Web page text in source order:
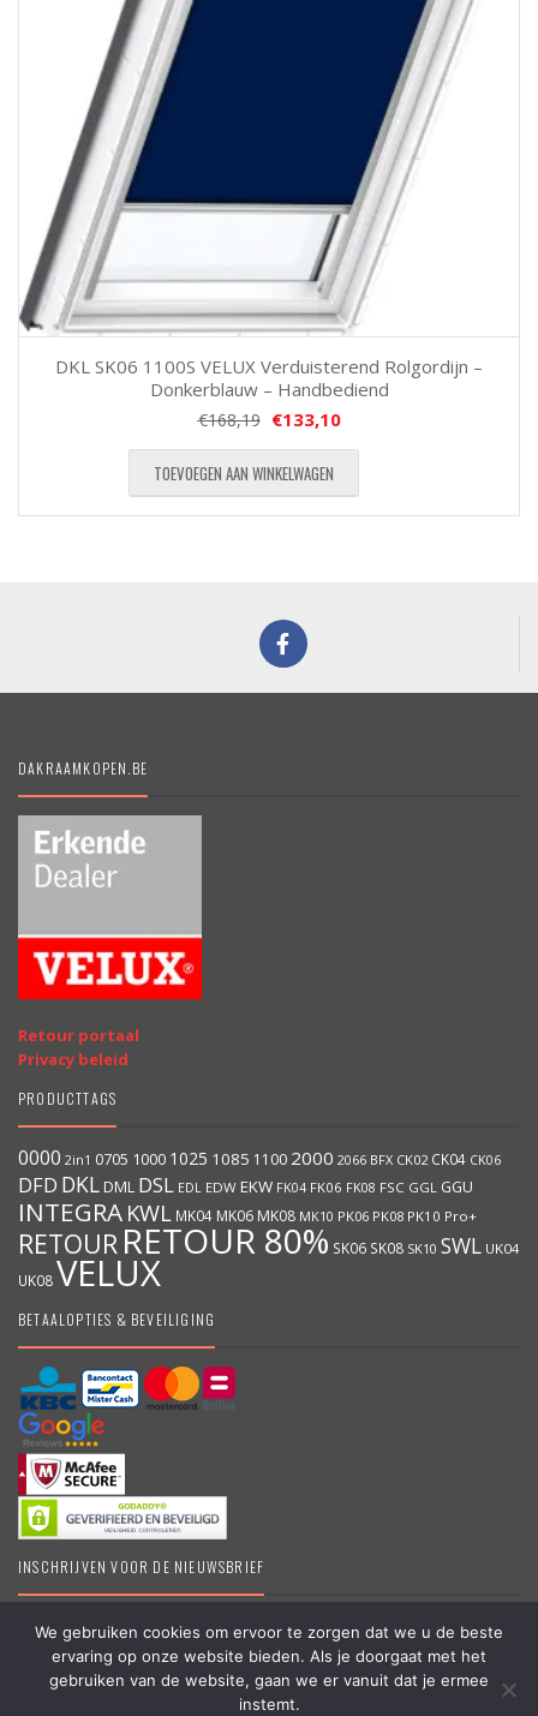
DKL SK06 1100S VELUX Verduisterend Rolgordijn –
Donkerblauw – Handbediend
€168,19 €133,10
TOEVOEGEN AAN WINKELWAGEN
DAKRAAMKOPEN.BE
Retour portaal
Privacy beleid
PRODUCTTAGS
0000 2in1 0705 1000 1025 1085 1100 2000 2066 BFX CK02 CK04 CK06
DFD DKL DML DSL EDL EDW EKW FK04 FK06 FK08 FSC GGL GGU
INTEGRA KWL MK04 MK06 MK08 MK10 PK06 PK08 PK10 Pro+
RETOUR RETOUR 80% SK06 SK08 SK10 SWL UK04
UK08VELUX
BETAALOPTIES & BEVEILIGING
INSCHRIJVEN VOOR DE NIEUWSBRIEF
DakraamKopen.be – Erkend VELUX dealer – Grootste online VELUX
shop in België – Originele VELUX producten – Dakramen &
We gebruiken cookies om ervoor te zorgen dat we u de beste
ervaring op onze website bieden. Als je doorgaat met het
gebruiken van de website, gaan we er vanuit dat je ermee
instemt.